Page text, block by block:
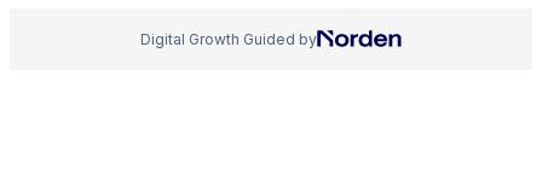
Digital Growth Guided by